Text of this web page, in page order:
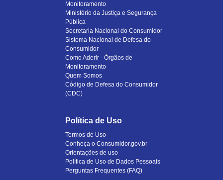
Monitoramento
Ministério da Justiça e Segurança
Pública
Secretaria Nacional do Consumidor
Sistema Nacional de Defesa do
Consumidor
Como Aderir - Órgãos de
Monitoramento
Quem Somos
Código de Defesa do Consumidor
(CDC)
Política de Uso
Termos de Uso
Conheça o Consumidor.gov.br
Orientações de uso
Política de Uso de Dados Pessoais
Perguntas Frequentes (FAQ)